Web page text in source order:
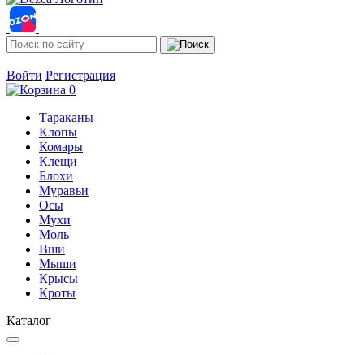
Войти Регистрация
0
Тараканы
Клопы
Комары
Клещи
Блохи
Муравьи
Осы
Мухи
Моль
Вши
Мыши
Крысы
Кроты
Каталог